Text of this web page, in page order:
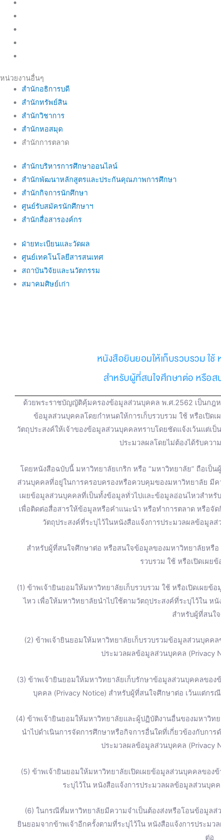
หน่วยงานอื่นๆ
สำนักอธิการบดี
สำนักทรัพย์สิน
สำนักวิชาการ
สำนักหอสมุด
สำนักการตลาด
สำนักบริหารการศึกษาออนไลน์
สำนักพัฒนาหลักสูตรและประกันคุณภาพการศึกษา
สำนักกิจการนักศึกษา
ศูนย์รับสมัครนักศึกษาฯ
สำนักสื่อสารองค์กร
ฝ่ายทะเบียนและวัดผล
ศูนย์เทคโนโลยีสารสนเทศ
สถาบันวิจัยและนวัตกรรม
สมาคมศิษย์เก่า
หนังสือยินยอมให้เก็บรวบรวม ใ
สำหรับผู้ที่สนใจศึกษาต่อ หรือ
ด้วยพระราชบัญญัติคุ้มครองข้อมูลส่วนบุคคล พ.ศ.2562 เป็นกฎ
ข้อมูลส่วนบุคคลโดยกำหนดให้การเก็บรวบรวม ใช้ หรือเปิ
วัตถุประสงค์ให้เจ้าของข้อมูลส่วนบุคคลทราบโดยชัดแจ้งเว้นแต่
ประมวลผลโดยไม่ต้องได้รับคว
โดยหนังสือฉบับนี้ มหาวิทยาลัยเกริก หรือ “มหาวิทยาลัย” ถือเ
ส่วนบุคคลที่อยู่ในการครอบครองหรือควบคุมของมหาวิทยาลัย มี
เผยข้อมูลส่วนบุคคลที่เป็นทั้งข้อมูลทั่วไปและข้อมูลอ่อนไหวสำห
เพื่อติดต่อสื่อสารให้ข้อมูลหรือคำแนะนำ หรือทำการตลาด หรือจั
วัตถุประสงค์ที่ระบุไว้ในหนังสือแจ้งการประมวลผลข้อมูล
สำหรับผู้ที่สนใจศึกษาต่อ หรือสนใจข้อมูลของมหาวิทยาลัยหรื
รวบรวม ใช้ หรือเปิดเผย
(1) ข้าพเจ้ายินยอมให้มหาวิทยาลัยเก็บรวบรวม ใช้ หรือเปิดเผย
ไหว เพื่อให้มหาวิทยาลัยนำไปใช้ตามวัตถุประสงค์ที่ระบุไว้ใน
สำหรับผู้ที่สนใ
(2) ข้าพเจ้ายินยอมให้มหาวิทยาลัยเก็บรวบรวมข้อมูลส่วนบุคค
ประมวลผลข้อมูลส่วนบุคคล (Privacy
(3) ข้าพเจ้ายินยอมให้มหาวิทยาลัยเก็บรักษาข้อมูลส่วนบุคคลของ
บุคคล (Privacy Notice) สำหรับผู้ที่สนใจศึกษาต่อ เว้นแต่ก
(4) ข้าพเจ้ายินยอมให้มหาวิทยาลัยและผู้ปฏิบัติงานอื่นของมหาวิท
นำไปดำเนินการจัดการศึกษาหรือกิจการอื่นใดที่เกี่ยวข้องกับกา
ประมวลผลข้อมูลส่วนบุคคล (Privacy
(5) ข้าพเจ้ายินยอมให้มหาวิทยาลัยเปิดเผยข้อมูลส่วนบุคคลของ
ระบุไว้ใน หนังสือแจ้งการประมวลผลข้อมูลส่วนบุค
(6) ในกรณีที่มหาวิทยาลัยมีความจำเป็นต้องส่งหรือโอนข้อมูล
ยินยอมจากข้าพเจ้าอีกครั้งตามที่ระบุไว้ใน หนังสือแจ้งการประม
ต่อ